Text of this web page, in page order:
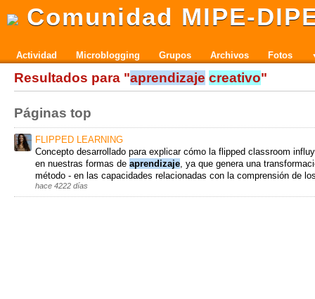
Comunidad MIPE-
Actividad Microblogging Grupos Archivos Fotos
Resultados para "aprendizaje creativo"
Páginas top
FLIPPED LEARNING
Concepto desarrollado para explicar cómo la flipped classroom
en nuestras formas de aprendizaje, ya que genera una
método - en las capacidades relacionadas con la comprensión de
hace 4222 días